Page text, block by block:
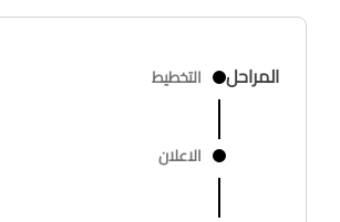
المراحل التخطيط
الاعلان